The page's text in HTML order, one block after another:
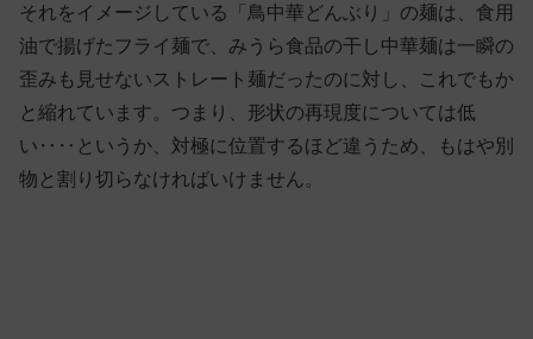
それをイメージしている「鳥中華どんぶり」の麺は、食用
油で揚げたフライ麺で、みうら食品の干し中華麺は一瞬の
歪みも見せないストレート麺だったのに対し、これでもか
と縮れています。つまり、形状の再現度については低
い‥‥というか、対極に位置するほど違うため、もはや別
物と割り切らなければいけません。